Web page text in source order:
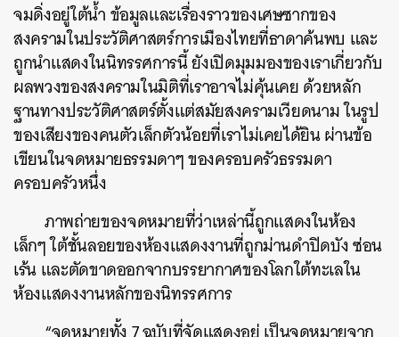
จมดิ่งอยู่ใต้น้ำ ข้อมูลและเรื่องราวของเศษซากของ
สงครามในประวัติศาสตร์การเมืองไทยที่ธาดาค้นพบ และ
ถูกนำแสดงในนิทรรศการนี้ ยังเปิดมุมมองของเราเกี่ยวกับ
ผลพวงของสงครามในมิติที่เราอาจไม่คุ้นเคย ด้วยหลัก
ฐานทางประวัติศาสตร์ตั้งแต่สมัยสงครามเวียดนาม ในรูป
ของเสียงของคนตัวเล็กตัวน้อยที่เราไม่เคยได้ยิน ผ่านข้อ
เขียนในจดหมายธรรมดาๆ ของครอบครัวธรรมดา
ครอบครัวหนึ่ง
ภาพถ่ายของจดหมายที่ว่าเหล่านี้ถูกแสดงในห้อง
เล็กๆ ใต้ชั้นลอยของห้องแสดงงานที่ถูกม่านดำปิดบัง ซ่อน
เร้น และตัดขาดออกจากบรรยากาศของโลกใต้ทะเลใน
ห้องแสดงงานหลักของนิทรรศการ